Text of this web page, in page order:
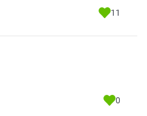
11
0